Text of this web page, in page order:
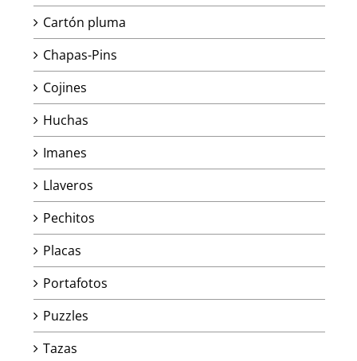
Cartón pluma
Chapas-Pins
Cojines
Huchas
Imanes
Llaveros
Pechitos
Placas
Portafotos
Puzzles
Tazas